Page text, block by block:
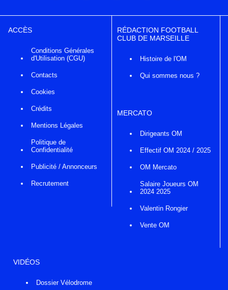
ACCÈS
Conditions Générales
d'Utilisation (CGU)
Contacts
Cookies
Crédits
Mentions Légales
Politique de
Confidentialité
Publicité / Annonceurs
Recrutement
RÉDACTION FOOTBALL
CLUB DE MARSEILLE
Histoire de l'OM
Qui sommes nous ?
MERCATO
Dirigeants OM
Effectif OM 2024 / 2025
OM Mercato
Salaire Joueurs OM
2024 2025
Valentin Rongier
Vente OM
VIDÉOS
Dossier Vélodrome